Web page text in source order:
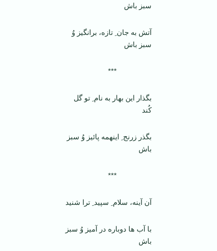
سبز باش
آتش به جان ِ تازه، برانگیز وُ
سبز باش
***
بگذار این بهار به نام ِ تو گل
کُند
بگذر زرنج ِ اینهمه پائیز وُ سبز
باش
***
آن آینه، سلام ِ سپید ِ ترا شنید
با آب ها دوباره در آمیز وُ سبز
باش